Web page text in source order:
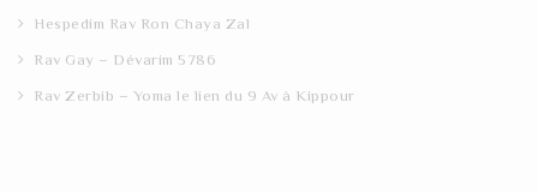
Hespedim Rav Ron Chaya Zal
Rav Gay – Dévarim 5786
Rav Zerbib – Yoma le lien du 9 Av à Kippour